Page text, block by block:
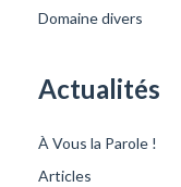
Domaine divers
Actualités
À Vous la Parole !
Articles